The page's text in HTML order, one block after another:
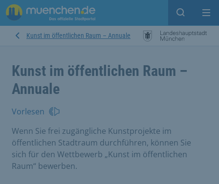
Suche
Kunst im öffentlichen Raum – Annuale
Kunst im öffentlichen Raum –
Annuale
Vorlesen
Wenn Sie frei zugängliche Kunstprojekte im
öffentlichen Stadtraum durchführen, können Sie
sich für den Wettbewerb „Kunst im öffentlichen
Raum“ bewerben.